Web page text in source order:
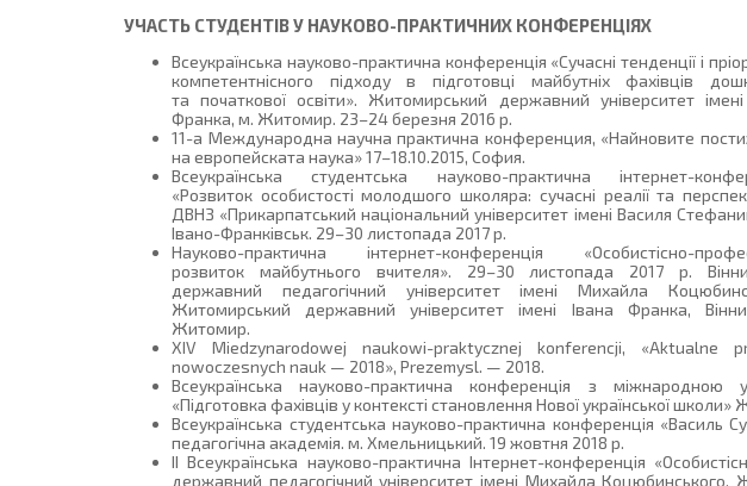
УЧАСТЬ СТУДЕНТІВ У НАУКОВО-ПРАКТИЧНИХ КОНФЕРЕНЦІЯХ
Всеукраїнська науково-практична конференція «Сучасні тенденції і
компетентнісного підходу в підготовці майбутніх фахівців
та початкової освіти». Житомирський державний університет імені
Франка, м. Житомир. 23–24 березня 2016 р.
11-а Международна научна практична конференция, «Найновите
на европейската наука» 17–18.10.2015, София.
Всеукраїнська студентська науково-практична інтернет-
«Розвиток особистості молодшого школяра: сучасні реалії та
ДВНЗ «Прикарпатський національний університет імені Василя
Івано-Франківськ. 29–30 листопада 2017 р.
Науково-практична інтернет-конференція «Особистісно-
розвиток майбутнього вчителя». 29–30 листопада 2017 р.
державний педагогічний університет імені Михайла
Житомирський державний університет імені Івана Франка,
Житомир.
XIV Miedzynarodowej naukowi-praktycznej konferencji, «Aktualne
nowoczesnych nauk — 2018», Prezemysl. — 2018.
Всеукраїнська науково-практична конференція з міжнародною
«Підготовка фахівців у контексті становлення Нової української
Всеукраїнська студентська науково-практична конференція «Василь
педагогічна академія. м. Хмельницький. 19 жовтня 2018 р.
ІІ Всеукраїнська науково-практична Інтернет-конференція
державний педагогічний університет імені Михайла